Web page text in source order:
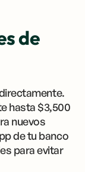
de
hasta $3,500
nuevos
de tu banco
para evitar